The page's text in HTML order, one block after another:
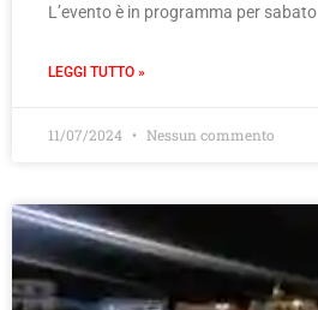
L’evento è in programma per sabato
LEGGI TUTTO »
11/07/2024 Nessun commento